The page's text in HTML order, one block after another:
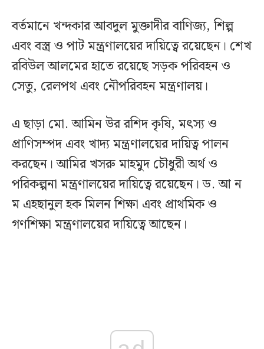
বর্তমানে খন্দকার আবদুল মুক্তাদীর বাণিজ্য, শিল্প
এবং বস্ত্র ও পাট মন্ত্রণালয়ের দায়িত্বে রয়েছেন। শেখ
রবিউল আলমের হাতে রয়েছে সড়ক পরিবহন ও
সেতু, রেলপথ এবং নৌপরিবহন মন্ত্রণালয়।
এ ছাড়া মো. আমিন উর রশিদ কৃষি, মৎস্য ও
প্রাণিসম্পদ এবং খাদ্য মন্ত্রণালয়ের দায়িত্ব পালন
করছেন। আমির খসরু মাহমুদ চৌধুরী অর্থ ও
পরিকল্পনা মন্ত্রণালয়ের দায়িত্বে রয়েছেন। ড. আ ন
ম এহছানুল হক মিলন শিক্ষা এবং প্রাথমিক ও
গণশিক্ষা মন্ত্রণালয়ের দায়িত্বে আছেন।